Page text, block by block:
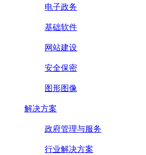
电子政务
基础软件
网站建设
安全保密
图形图像
解决方案
政府管理与服务
行业解决方案